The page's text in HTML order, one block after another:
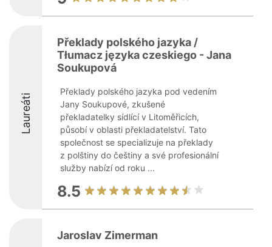
Laureáti
Překlady polského jazyka /
Tłumacz języka czeskiego - Jana
Soukupová
Překlady polského jazyka pod vedením
Jany Soukupové, zkušené
překladatelky sídlící v Litoměřicích,
působí v oblasti překladatelství. Tato
společnost se specializuje na překlady
z polštiny do češtiny a své profesionální
služby nabízí od roku ...
8.5
Jaroslav Zimerman